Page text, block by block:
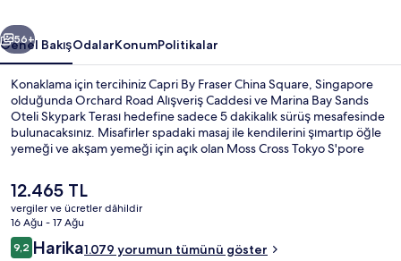
galerisi
Sonraki
56+
Genel BakışOdalarKonumPolitikalar
Konaklama için tercihiniz Capri By Fraser China Square, Singapore
olduğunda Orchard Road Alışveriş Caddesi ve Marina Bay Sands
Oteli Skypark Terası hedefine sadece 5 dakikalık sürüş mesafesinde
bulunacaksınız. Misafirler spadaki masaj ile kendilerini şımartıp öğle
yemeği ve akşam yemeği için açık olan Moss Cross Tokyo S'pore
Ayrıca bu lüks otel; açık havuz, 24 saat açık spor salonu ve buhar
odası imkânlarını da içerir. Misafirler yardıma hazır personel ve
konum ile ilgili harika yorumlarda bulunuyor. Konaklama yeri toplu
taşımaya yakındır, Telok Ayer İstasyonu 5 dakikalık ve Chinatown
İstasyonu 7 dakikalık yürüme mesafesindedir.
Şu
anki
fiyat
12.465 TL
12.465 TL
vergiler ve ücretler dâhildir
16 Ağu - 17 Ağu
Yorumlar
9,29,2/10
Harika1.079 yorumun tümünü göster